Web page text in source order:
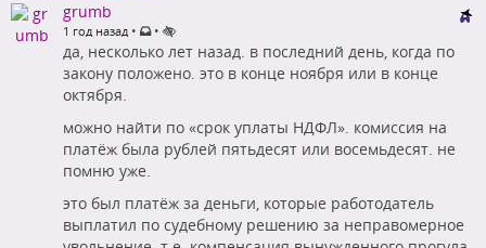
grumb
1 год назад • •
да, несколько лет назад. в последний день, когда по
закону положено. это в конце ноября или в конце
октября.
можно найти по «срок уплаты НДФЛ». комиссия на
платёж была рублей пятьдесят или восемьдесят. не
помню уже.
это был платёж за деньги, которые работодатель
выплатил по судебному решению за неправомерное